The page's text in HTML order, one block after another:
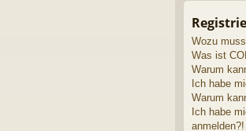
Wozu
Was ist
Warum
Ich habe
Warum
Ich habe
anmelden?!